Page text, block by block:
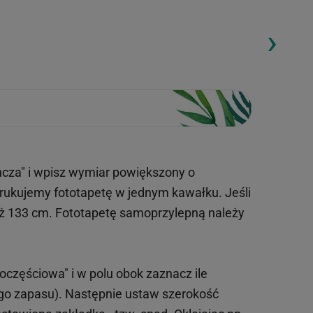
Loading...
›
i wpisz wymiar powiększony o
fototapetę w jednym kawałku. Jeśli
133 cm. Fototapetę samoprzylepną należy
i w polu obok zaznacz ile
zapasu). Następnie ustaw szerokość